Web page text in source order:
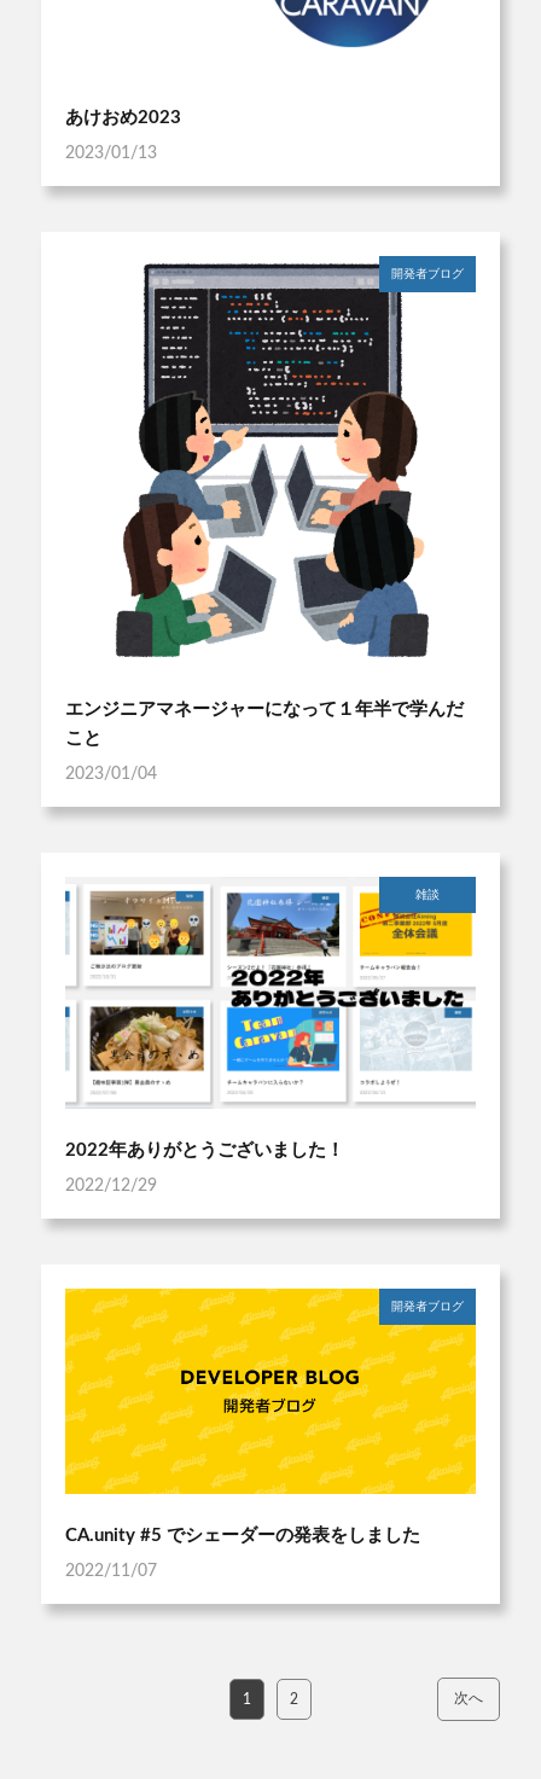
あけおめ2023
2023/01/13
開発者ブログ
エンジニアマネージャーになって１年半で学んだ
こと
2023/01/04
雑談
2022年ありがとうございました！
2022/12/29
開発者ブログ
CA.unity #5 でシェーダーの発表をしました
2022/11/07
1 2 次へ